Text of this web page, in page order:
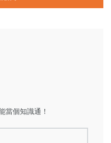
當個知識通！